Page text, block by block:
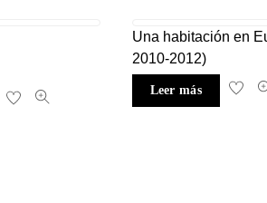
Una habitación en
2010-2012)
Leer más